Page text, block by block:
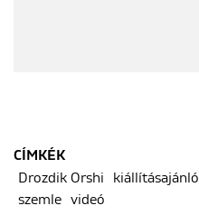
CÍMKÉK
Drozdik Orshi
kiállításajánló
szemle
videó